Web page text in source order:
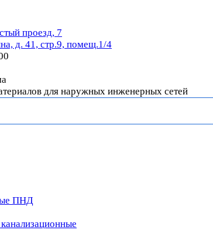
проезд, 7
д. 41, стр.9, помещ.1/4
для наружных инженерных сетей
ПНД